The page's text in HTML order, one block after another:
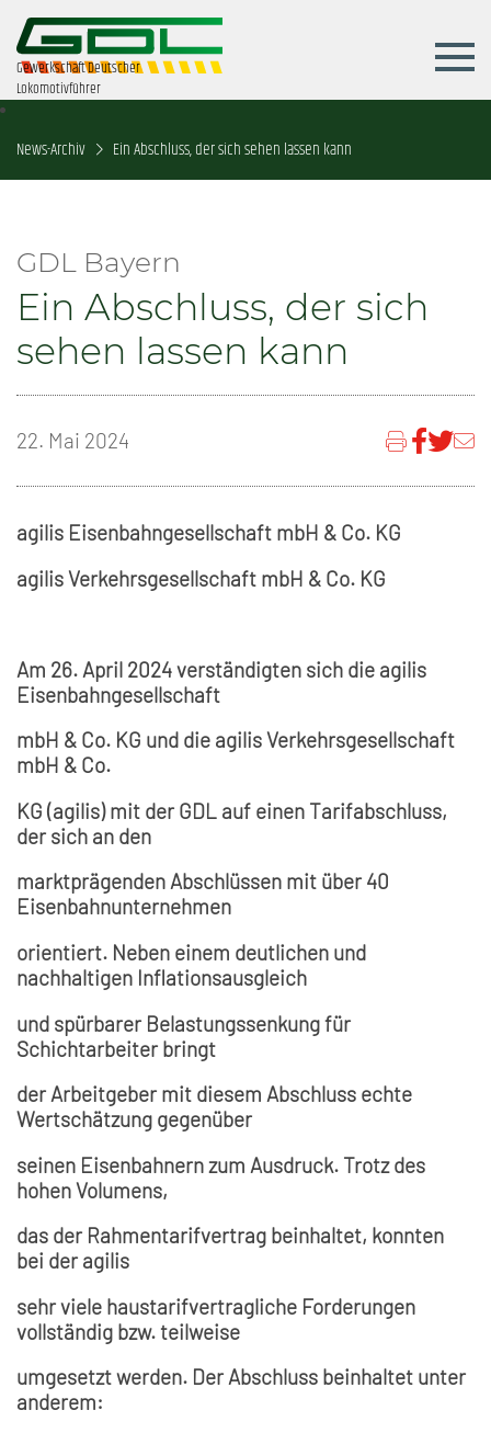
Gewerkschaft Deutscher
Lokomotivführer
News-Archiv Ein Abschluss, der sich sehen lassen kann
GDL Bayern
Ein Abschluss, der sich
sehen lassen kann
22. Mai 2024
agilis Eisenbahngesellschaft mbH & Co. KG
agilis Verkehrsgesellschaft mbH & Co. KG
Am 26. April 2024 verständigten sich die agilis
Eisenbahngesellschaft
mbH & Co. KG und die agilis Verkehrsgesellschaft
mbH & Co.
KG (agilis) mit der GDL auf einen Tarifabschluss,
der sich an den
marktprägenden Abschlüssen mit über 40
Eisenbahnunternehmen
orientiert. Neben einem deutlichen und
nachhaltigen Inflationsausgleich
und spürbarer Belastungssenkung für
Schichtarbeiter bringt
der Arbeitgeber mit diesem Abschluss echte
Wertschätzung gegenüber
seinen Eisenbahnern zum Ausdruck. Trotz des
hohen Volumens,
das der Rahmentarifvertrag beinhaltet, konnten
bei der agilis
sehr viele haustarifvertragliche Forderungen
vollständig bzw. teilweise
umgesetzt werden. Der Abschluss beinhaltet unter
anderem: